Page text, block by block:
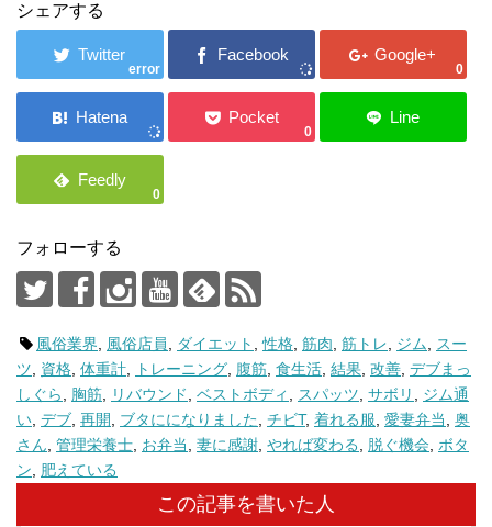
シェアする
error 0
0
0
フォローする
風俗業界 風俗店員 ダイエット ,性格 筋肉 筋トレ ジム
スー
ツ
資格 体重計 トレーニング 腹筋 食生活 結果 改善 デブまっ
しぐら
胸筋 リバウンド ベストボディ スパッツ サボリ
ジム通
い デブ 再開 ブタにになりました チビT, 着れる服 愛妻弁当
奥
さん 管理栄養士 お弁当 妻に感謝 やれば変わる 脱ぐ機会 ボタ
ン
肥えている
この記事を書いた人